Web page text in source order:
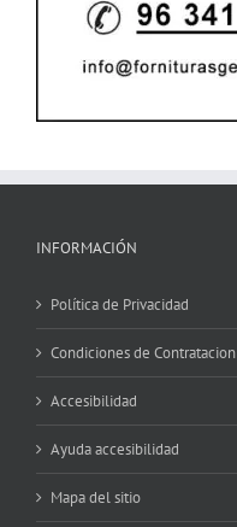
INFORMACIÓN
Política de Privacidad
Condiciones de Contratacion
Accesibilidad
Ayuda accesibilidad
Mapa del sitio